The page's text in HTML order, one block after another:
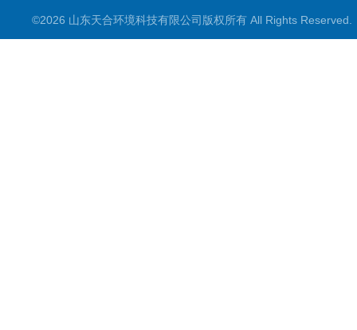
©2026 山东天合环境科技有限公司版权所有 All Rights